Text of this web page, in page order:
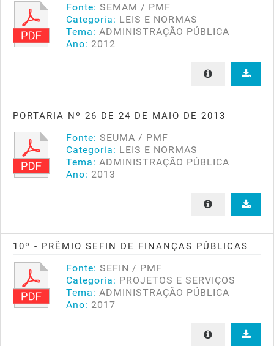
Fonte: SEMAM / PMF
Categoria: LEIS E NORMAS
Tema: ADMINISTRAÇÃO PÚBLICA
Ano: 2012
PORTARIA Nº 26 DE 24 DE MAIO DE 2013
Fonte: SEUMA / PMF
Categoria: LEIS E NORMAS
Tema: ADMINISTRAÇÃO PÚBLICA
Ano: 2013
10º - PRÊMIO SEFIN DE FINANÇAS PÚBLICAS
Fonte: SEFIN / PMF
Categoria: PROJETOS E SERVIÇOS
Tema: ADMINISTRAÇÃO PÚBLICA
Ano: 2017